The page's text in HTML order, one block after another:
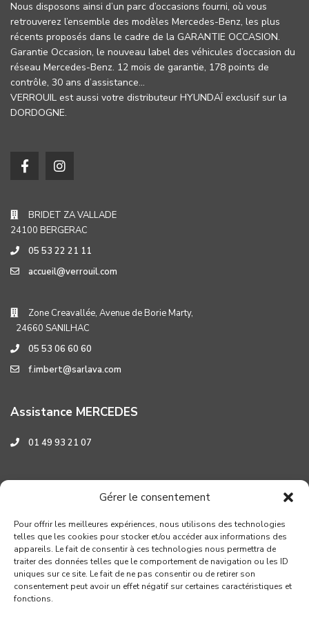
Gérer le consentement
Pour offrir les meilleures expériences, nous utilisons des technologies
telles que les cookies pour stocker et/ou accéder aux informations des
appareils. Le fait de consentir à ces technologies nous permettra de
traiter des données telles que le comportement de navigation ou les ID
uniques sur ce site. Le fait de ne pas consentir ou de retirer son
consentement peut avoir un effet négatif sur certaines caractéristiques et
fonctions.
Nous disposons ainsi d’un parc d’occasions fourni, où vous
retrouverez l’ensemble des modèles Mercedes-Benz, les plus
récents proposés dans le cadre de la GARANTIE OCCASION.
Garantie Occasion, le nouveau label des véhicules d’occasion du
réseau Mercedes-Benz. 12 mois de garantie, 178 points de
contrôle, 30 ans d’assistance…
VERROUIL est aussi votre distributeur HYUNDAÏ exclusif sur la
DORDOGNE.
BRIDET ZA VALLADE
24100 BERGERAC
05 53 22 21 11
accueil@verrouil.com
Zone Creavallée, Avenue de Borie Marty,
24660 SANILHAC
05 53 06 60 60
f.imbert@sarlava.com
Assistance MERCEDES
01 49 93 21 07
Assistance HYUNDAI